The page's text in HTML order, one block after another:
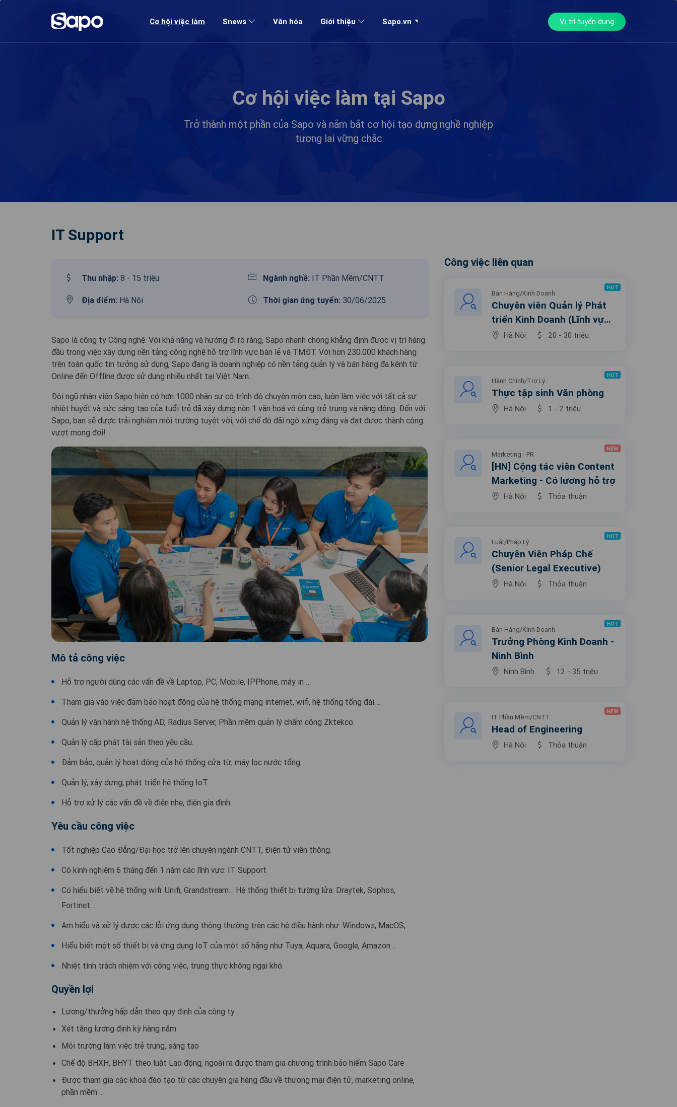
Cơ hội việc làm Snews Văn hóa Giới thiệu Sapo.vn Vị trí tuyển dụng
Cơ hội việc làm tại Sapo
Trở thành một phần của Sapo và nắm bắt cơ hội tạo dựng nghề nghiệp
tương lai vững chắc
IT Support
Thu nhập: 8 - 15 triệu Ngành nghề: IT Phần Mềm/CNTT
Địa điểm: Hà Nội Thời gian ứng tuyển: 30/06/2025
Sapo là công ty Công nghệ. Với khả năng và hướng đi rõ ràng, Sapo nhanh chóng khẳng định được vị trí hàng
đầu trong việc xây dựng nền tảng công nghệ hỗ trợ lĩnh vực bán lẻ và TMĐT. Với hơn 230.000 khách hàng
trên toàn quốc tin tưởng sử dụng, Sapo đang là doanh nghiệp có nền tảng quản lý và bán hàng đa kênh từ
Online đến Offline được sử dụng nhiều nhất tại Việt Nam.
Đội ngũ nhân viên Sapo hiện có hơn 1000 nhân sự có trình độ chuyên môn cao, luôn làm việc với tất cả sự
nhiệt huyết và sức sáng tạo của tuổi trẻ đã xây dựng nên 1 văn hoá vô cùng trẻ trung và năng động. Đến với
Sapo, bạn sẽ được trải nghiệm môi trường tuyệt vời, với chế độ đãi ngộ xứng đáng và đạt được thành công
vượt mong đợi!
Mô tả công việc
Hỗ trợ người dùng các vấn đề về Laptop, PC, Mobile, IPPhone, máy in …
Tham gia vào việc đảm bảo hoạt động của hệ thống mạng internet, wifi, hệ thống tổng đài….
Quản lý vận hành hệ thống AD, Radius Server, Phần mềm quản lý chấm công Zktekco.
Quản lý cấp phát tài sản theo yêu cầu.
Đảm bảo, quản lý hoạt động của hệ thống cửa từ, máy lọc nước tổng.
Quản lý, xây dựng, phát triển hệ thống IoT.
Hỗ trợ xử lý các vấn đề về điện nhẹ, điện gia đình.
Yêu cầu công việc
Tốt nghiệp Cao Đẳng/Đại học trở lên chuyên ngành CNTT, Điện tử viễn thông.
Có kinh nghiệm 6 tháng đến 1 năm các lĩnh vực: IT Support
Có hiểu biết về hệ thống wifi: Unifi, Grandstream… Hệ thống thiết bị tường lửa: Draytek, Sophos,
Fortinet…
Am hiểu và xử lý được các lỗi ứng dụng thông thường trên các hệ điều hành như: Windows, MacOS, …
Hiểu biết một số thiết bị và ứng dụng IoT của một số hãng như Tuya, Aquara, Google, Amazon…
Nhiệt tình trách nhiệm với công việc, trung thực không ngại khó.
Quyền lợi
Lương/thưởng hấp dẫn theo quy định của công ty
Xét tăng lương định kỳ hàng năm
Môi trường làm việc trẻ trung, sáng tạo
Chế độ BHXH, BHYT theo luật Lao động, ngoài ra được tham gia chương trình bảo hiểm Sapo Care
Được tham gia các khoá đào tạo từ các chuyên gia hàng đầu về thương mại điện tử, marketing online,
phần mềm ...
Công việc liên quan
HOT
Bán Hàng/Kinh Doanh
Chuyên viên Quản lý Phát
triển Kinh Doanh (Lĩnh vực
phần mềm)
Hà Nội 20 - 30 triệu
HOT
Hành Chính/Trợ Lý
Thực tập sinh Văn phòng
Hà Nội 1 - 2 triệu
NEW
Marketing - PR
[HN] Cộng tác viên Content
Marketing - Có lương hỗ trợ
Hà Nội Thỏa thuận
HOT
Luật/Pháp Lý
Chuyên Viên Pháp Chế
(Senior Legal Executive)
Hà Nội Thỏa thuận
HOT
Bán Hàng/Kinh Doanh
Trưởng Phòng Kinh Doanh -
Ninh Bình
Ninh Bình 12 - 35 triệu
NEW
IT Phần Mềm/CNTT
Head of Engineering
Hà Nội Thỏa thuận